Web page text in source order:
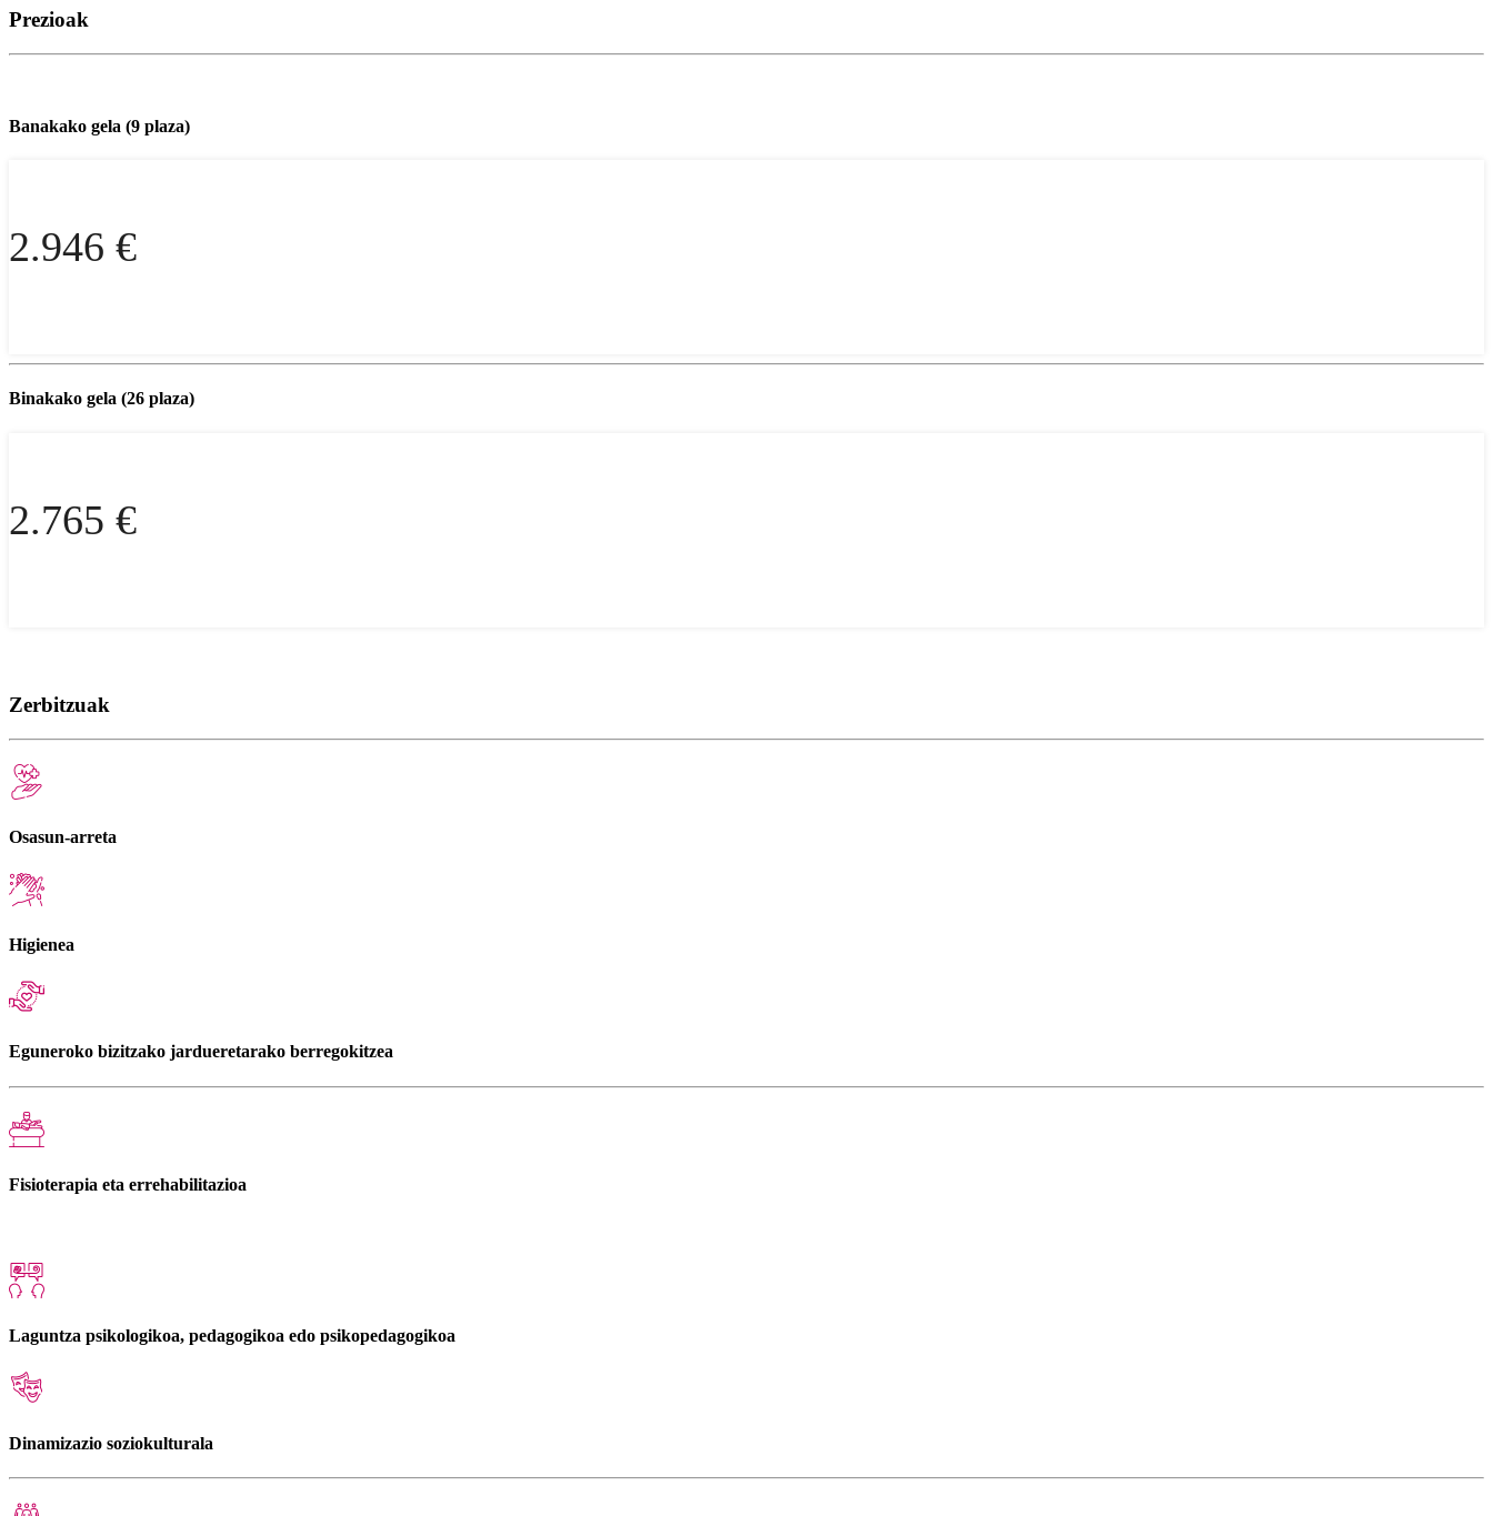
Prezioak
Banakako gela (9 plaza)
2.946 €
Binakako gela (26 plaza)
2.765 €
Zerbitzuak
Osasun-arreta
Higienea
Eguneroko bizitzako jardueretarako berregokitzea
Fisioterapia eta errehabilitazioa
Laguntza psikologikoa, pedagogikoa edo psikopedagogikoa
Dinamizazio soziokulturala